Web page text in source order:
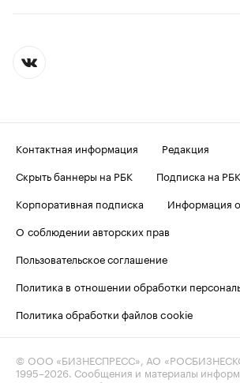
Контактная информация
Редакция
Скрыть баннеры на РБК
Подписка на РБК
Корпоративная подписка
Информация
О соблюдении авторских прав
Пользовательское соглашение
Политика в отношении обработки
Политика обработки файлов cookie
© ООО «БИЗНЕСПРЕСС», АО
1995–2026 . Сообщения и материалы